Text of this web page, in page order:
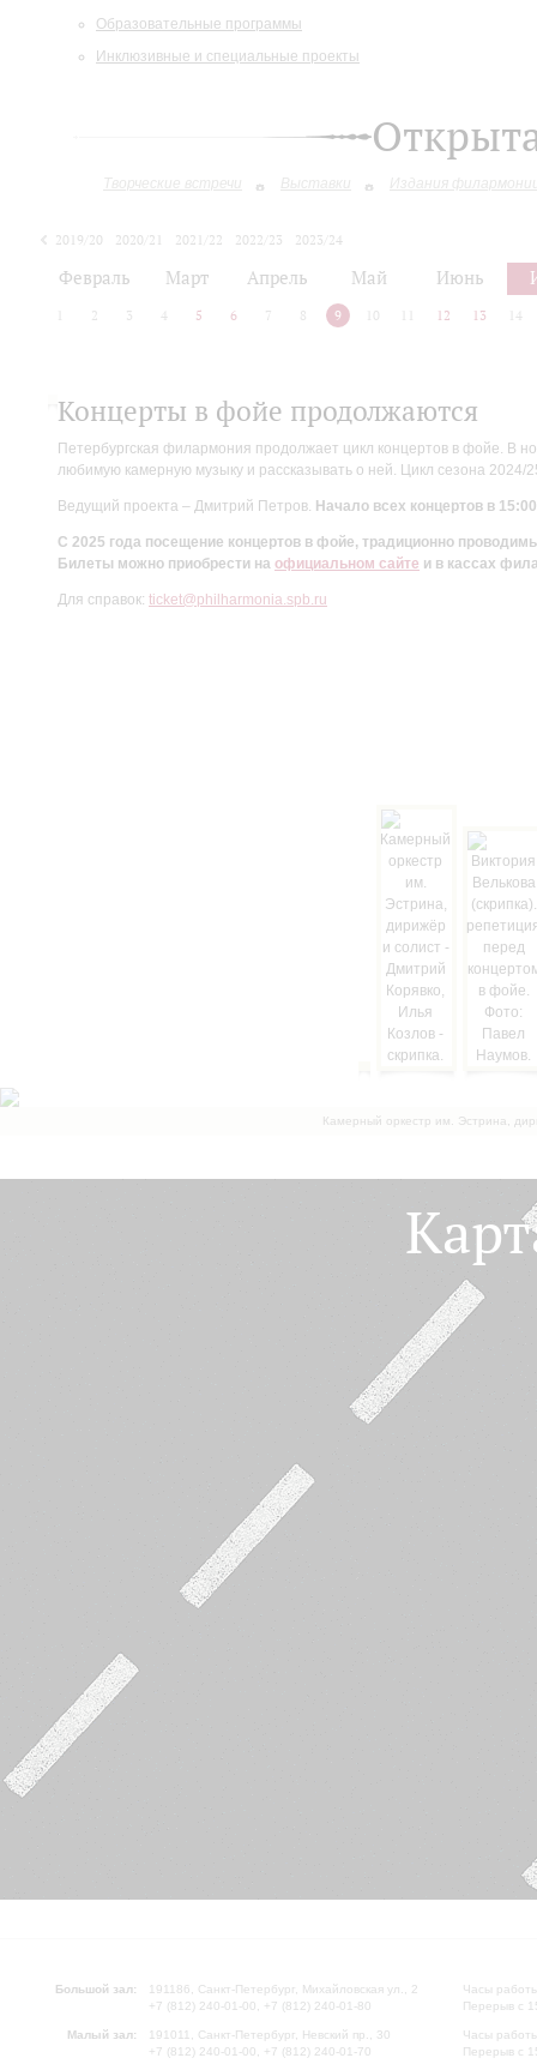
Образовательные программы
Инклюзивные и специальные проекты
Творческие встречи Выставки Издания
2019/20 2020/21 2021/22 2022/23
2023/24
Февраль Март Апрель Май Июнь
2 3 4 5 6 7 8 9 10 12 13 14
Концерты в фойе продолжаются
Петербургская филармония продолжает цикл концертов в фойе. В
любимую камерную музыку и рассказывать о ней. Цикл сезона
Ведущий проекта – Дмитрий Петров. Начало всех концертов в
С 2025 года посещение концертов в фойе, традиционно
Билеты можно приобрести на официальном сайте и в кассах
Для справок: ticket@philharmonia.spb.ru
Камерный оркестр им. Эстрина,
Большой зал:
191186, Санкт-Петербург, Михайловская ул., 2
+7 (812) 240-01-00, +7 (812) 240-01-80
Малый зал:
191011, Санкт-Петербург, Невский пр., 30
+7 (812) 240-01-00, +7 (812) 240-01-70
Часы
Перерыв с
Часы
Перерыв с